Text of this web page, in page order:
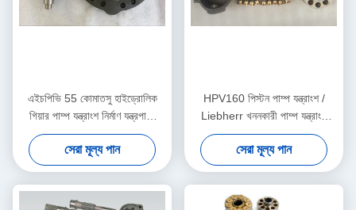
এইচপিভি 55 কোমাতসু হাইড্রোলিক
গিয়ার পাম্প যন্ত্রাংশ নির্মাণ যন্ত্রপাতি
Pc120-5 জন্য
সেরা মূল্য পান
HPV160 পিস্টন পাম্প যন্ত্রাংশ /
Liebherr খননকারী পাম্প যন্ত্রাংশ
Pc50 সুইং মোটর
সেরা মূল্য পান